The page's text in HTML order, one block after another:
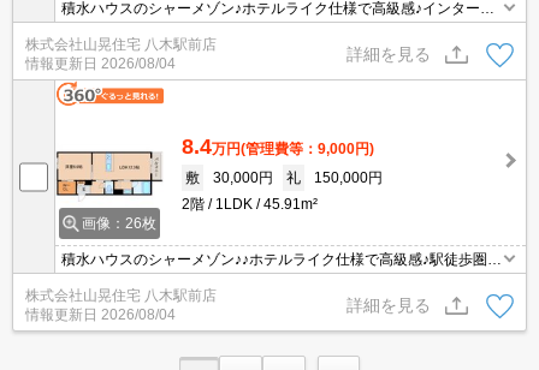
積水ハウスのシャーメゾン♪ホテルライク仕様で高級感♪インターネ
ット無料♪
株式会社山晃住宅 八木駅前店
情報更新日 2026/08/04
詳細を見る
画像：26枚
8.4万円(管理費等：9,000円)
敷
30,000円 礼
150,000円
2階
1LDK 45.91m²
積水ハウスのシャーメゾン♪♪ホテルライク仕様で高級感♪駅徒歩圏内
株式会社山晃住宅 八木駅前店
情報更新日 2026/08/04
詳細を見る